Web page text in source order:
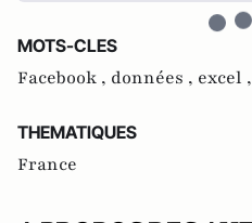
MOTS-CLES
Facebook , données , excel ,
THEMATIQUES
France